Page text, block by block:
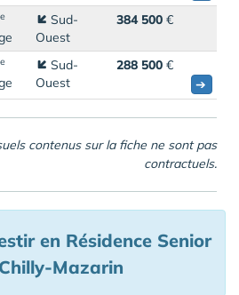
Sud-
Ouest
384 500 €
Sud-
Ouest
288 500 €
➔
contenus sur la fiche ne sont pas
contractuels.
en Résidence Senior
Mazarin